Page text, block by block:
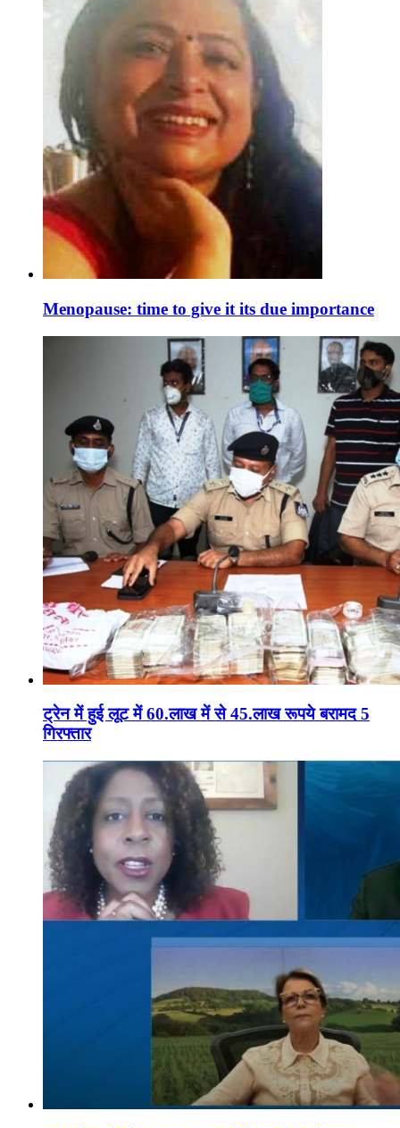
Menopause: time to give it its due importance
ट्रेन में हुई लूट में 60.लाख में से 45.लाख रूपये बरामद 5
गिरफ्तार